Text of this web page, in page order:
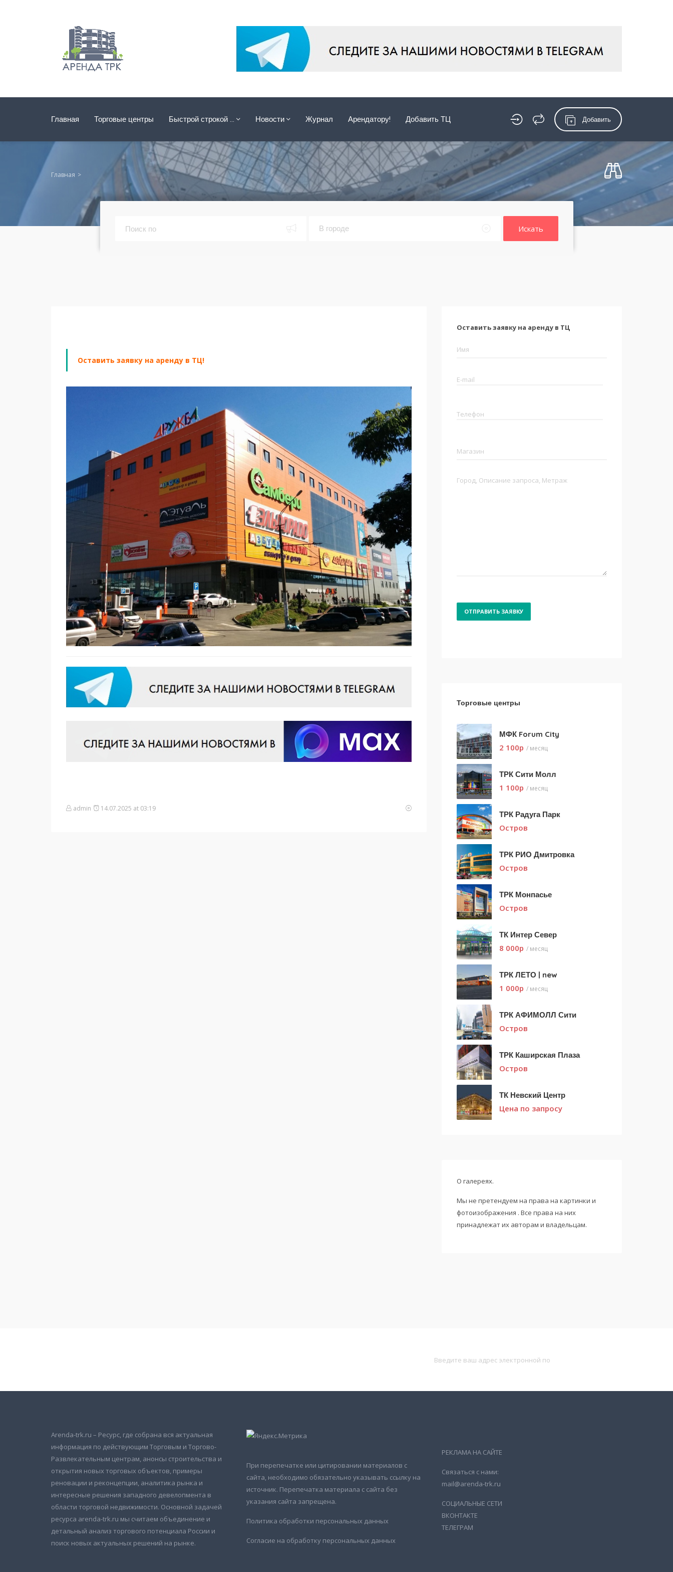
Главная Торговые центры Быстрой строкой … Новости Журнал Арендатору! Добавить ТЦ Добавить
Главная
Искать
Оставить заявку на аренду в ТЦ!
admin 14.07.2025 at 03:19
Оставить заявку на аренду в ТЦ
Торговые центры
МФК Forum City
2 100p / месяц
ТРК Сити Молл
1 100p / месяц
ТРК Радуга Парк
Остров
ТРК РИО Дмитровка
Остров
ТРК Монпасье
Остров
ТК Интер Север
8 000p / месяц
ТРК ЛЕТО | new
1 000p / месяц
ТРК АФИМОЛЛ Сити
Остров
ТРК Каширская Плаза
Остров
ТК Невский Центр
Цена по запросу
О галереях.
Мы не претендуем на права на картинки и
фотоизображения . Все права на них
принадлежат их авторам и владельцам.
Arenda-trk.ru – Ресурс, где собрана вся актуальная
информация по действующим Торговым и Торгово-
Развлекательным центрам, анонсы строительства и
открытия новых торговых объектов, примеры
реновации и реконцепции, аналитика рынка и
интересные решения западного девелопмента в
области торговой недвижимости. Основной задачей
ресурса arenda-trk.ru мы считаем объединение и
детальный анализ торгового потенциала России и
поиск новых актуальных решений на рынке.
При перепечатке или цитировании материалов с
сайта, необходимо обязательно указывать ссылку на
источник. Перепечатка материала с сайта без
указания сайта запрещена.
Политика обработки персональных данных
Согласие на обработку персональных данных
РЕКЛАМА НА САЙТЕ
Связаться с нами:
mail@arenda-trk.ru
СОЦИАЛЬНЫЕ СЕТИ
ВКОНТАКТЕ
ТЕЛЕГРАМ